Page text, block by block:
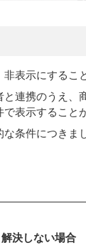
表示にするこ
と連携のうえ、
表示すること
条件につきま
解決しない場合